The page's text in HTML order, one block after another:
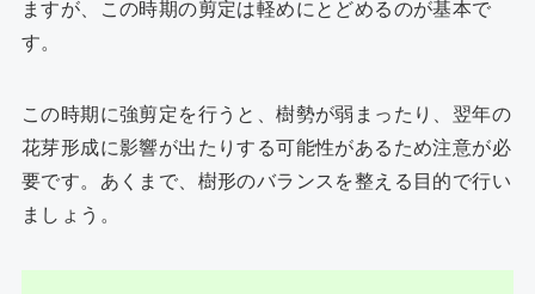
ますが、この時期の剪定は軽めにとどめるのが基本で
す。
この時期に強剪定を行うと、樹勢が弱まったり、翌年の
花芽形成に影響が出たりする可能性があるため注意が必
要です。あくまで、樹形のバランスを整える目的で行い
ましょう。